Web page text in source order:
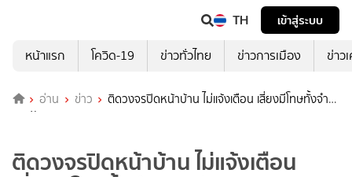
TH
เข้าสู่ระบบ
หน้าแรก
โควิด-19 ข่าวทั่วไทย ข่าวการเมือง ข่าว
อ่าน ข่าว
ติดวงจรปิดหน้าบ้าน ไม่แจ้งเตือน เสี่ยงมีโทษทั้งจำ
และปรับ ?
ติดวงจรปิดหน้าบ้าน ไม่แจ้งเตือน